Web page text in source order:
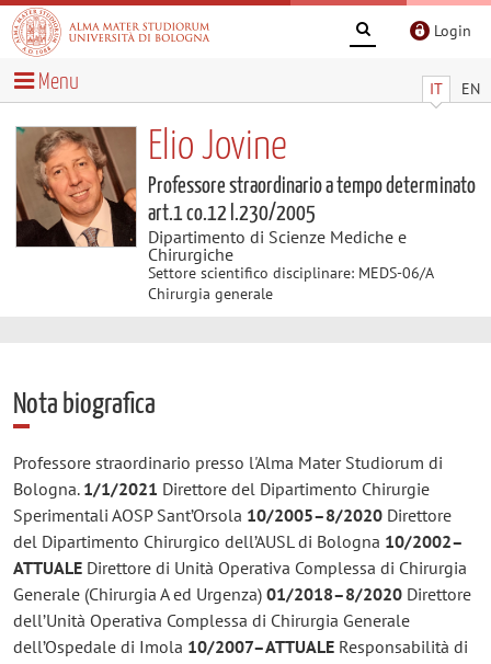
Login
IT EN
Menu
Elio Jovine
Professore straordinario a tempo determinato
art.1 co.12 l.230/2005
Dipartimento di Scienze Mediche e
Chirurgiche
Settore scientifico disciplinare: MEDS-06/A
Chirurgia generale
Nota biografica
Professore straordinario presso l'Alma Mater Studiorum di
Bologna. 1/1/2021 Direttore del Dipartimento Chirurgie
Sperimentali AOSP Sant’Orsola 10/2005–8/2020Direttore
del Dipartimento Chirurgico dell’AUSL di Bologna 10/2002–
ATTUALEDirettore di Unità Operativa Complessa di Chirurgia
Generale (Chirurgia A ed Urgenza) 01/2018–8/2020Direttore
dell’Unità Operativa Complessa di Chirurgia Generale
dell’Ospedale di Imola 10/2007–ATTUALEResponsabilità di